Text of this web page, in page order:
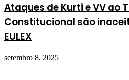
Ataques de Kurti e VV ao
Constitucional são
EULEX
setembro 8, 2025